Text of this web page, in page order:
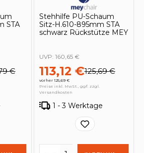
STA
€
Stehhilfe PU-Schaum
Sitz-H.610-895mm STA
schwarz Rückstütze MEY
113,12 €125,69 €
vorher 125,69 €
UVP: 160,65 €
Preise inkl. MwSt., ggf. zzgl.
Versandkosten
1 - 3 Werktage